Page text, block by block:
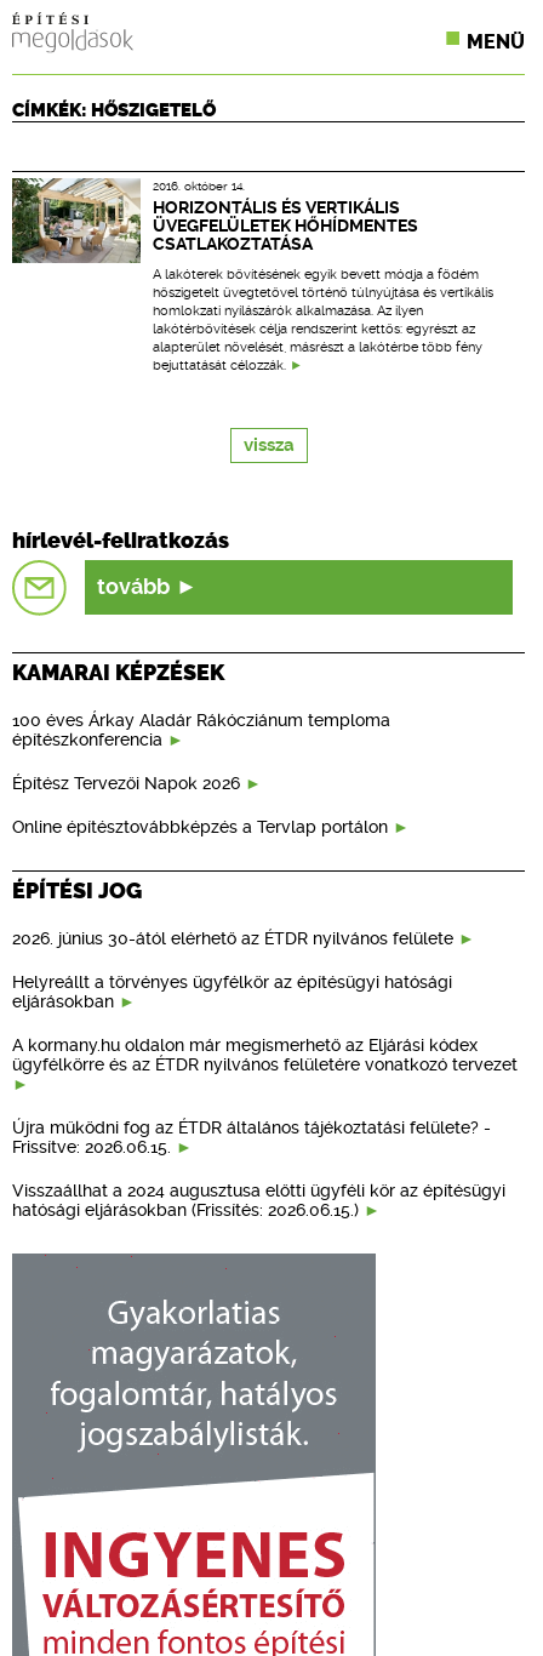
MENÜ
KONFERENCIÁK
CPR TERMÉKKIÍRÁS
ÉPÍTÉSI JOG
ONLINE KÉPZÉSEK
TERVEZÉSI SEGÉDLETEK
CÍMKÉK: HŐSZIGETELŐ
2016. október 14.
HORIZONTÁLIS ÉS VERTIKÁLIS
ÜVEGFELÜLETEK HŐHÍDMENTES
CSATLAKOZTATÁSA
A lakóterek bővítésének egyik bevett módja a födém
hőszigetelt üvegtetővel történő túlnyújtása és vertikális
homlokzati nyílászárók alkalmazása. Az ilyen
lakótérbővítések célja rendszerint kettős: egyrészt az
alapterület növelését, másrészt a lakótérbe több fény
bejuttatását célozzák.
vissza
hírlevél-feliratkozás
tovább
KAMARAI KÉPZÉSEK
100 éves Árkay Aladár Rákócziánum temploma
építészkonferencia
Építész Tervezői Napok 2026
Online építésztovábbképzés a Tervlap portálon
ÉPÍTÉSI JOG
2026. június 30-ától elérhető az ÉTDR nyilvános felülete
Helyreállt a törvényes ügyfélkör az építésügyi hatósági
eljárásokban
A kormany.hu oldalon már megismerhető az Eljárási kódex
ügyfélkörre és az ÉTDR nyilvános felületére vonatkozó tervezet
Újra működni fog az ÉTDR általános tájékoztatási felülete? -
Frissítve: 2026.06.15.
Visszaállhat a 2024 augusztusa előtti ügyféli kör az építésügyi
hatósági eljárásokban (Frissítés: 2026.06.15.)